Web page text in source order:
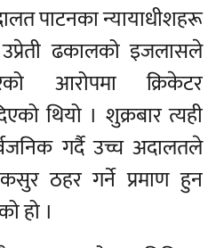
पाटनका न्यायाधीशहरू
ढकालको इजलासले
आरोपमा क्रिकेटर
थियो । शुक्रबार त्यही
गर्दै उच्च अदालतले
कसुर ठहर गर्ने प्रमाण हुन
हो ।